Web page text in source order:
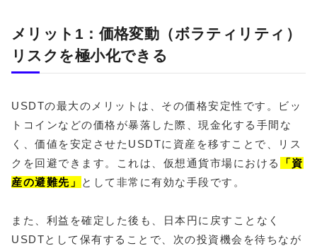
メリット1：価格変動（ボラティリティ）
リスクを極小化できる
USDTの最大のメリットは、その価格安定性です。ビッ
トコインなどの価格が暴落した際、現金化する手間な
く、価値を安定させたUSDTに資産を移すことで、リス
クを回避できます。これは、仮想通貨市場における
「資
産の避難先」
として非常に有効な手段です。
また、利益を確定した後も、日本円に戻すことなく
USDTとして保有することで、次の投資機会を待ちなが